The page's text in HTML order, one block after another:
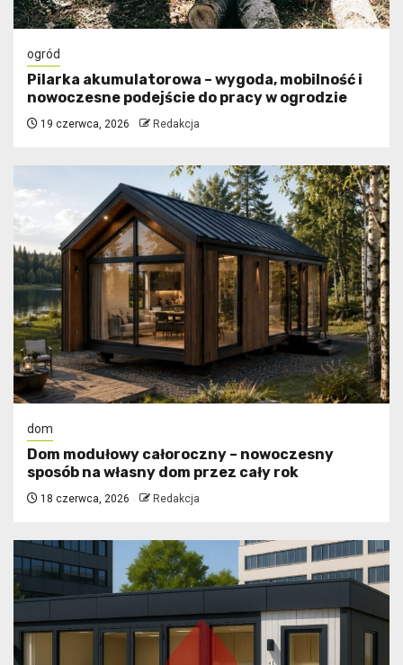
ogród
Pilarka akumulatorowa – wygoda, mobilność i
nowoczesne podejście do pracy w ogrodzie
19 czerwca, 2026 Redakcja
dom
Dom modułowy całoroczny – nowoczesny
sposób na własny dom przez cały rok
18 czerwca, 2026 Redakcja